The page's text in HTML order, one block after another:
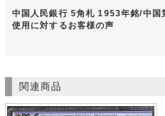
中国人民銀行 5角札 1953年銘/中
使用に対するお客様の声
関連商品